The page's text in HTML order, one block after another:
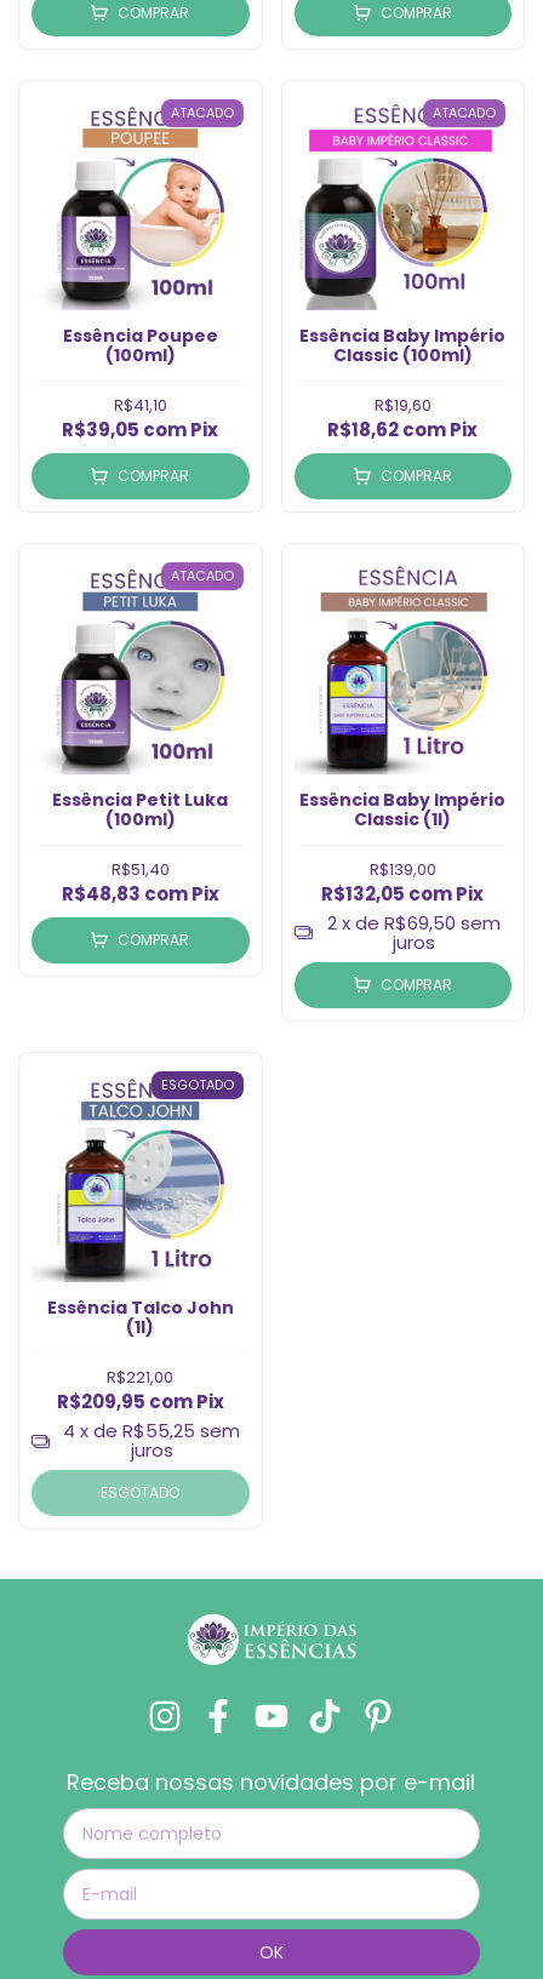
COMPRAR COMPRAR
ATACADO
Essência Poupee
(100ml)
R$41,10
R$39,05 comPix
COMPRAR
ATACADO
Essência Baby Império
Classic (100ml)
R$19,60
R$18,62comPix
COMPRAR
ATACADO
Essência Petit Luka
(100ml)
R$51,40
R$48,83 com Pix
COMPRAR
Essência Baby Império
Classic (1l)
R$139,00
R$132,05 comPix
2 x deR$69,50 sem
juros
COMPRAR
ESGOTADO
Essência Talco John
(1l)
R$221,00
R$209,95 com Pix
4 x deR$55,25 sem
juros
ESGOTADO
Receba nossas novidades por e-mail